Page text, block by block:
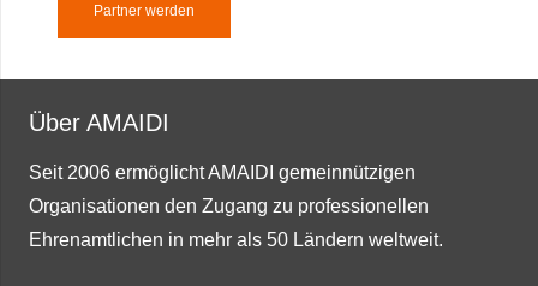
Partner werden
Über AMAIDI
Seit 2006 ermöglicht AMAIDI gemeinnützigen
Organisationen den Zugang zu professionellen
Ehrenamtlichen in mehr als 50 Ländern weltweit.